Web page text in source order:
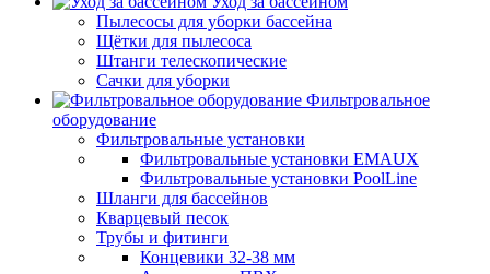
Пылесосы для уборки бассейна
Щётки для пылесоса
Штанги телескопические
Сачки для уборки
Фильтровальное
оборудование
Фильтровальные установки
Фильтровальные установки EMAUX
Фильтровальные установки PoolLine
Шланги для бассейнов
Кварцевый песок
Трубы и фитинги
Концевики 32-38 мм